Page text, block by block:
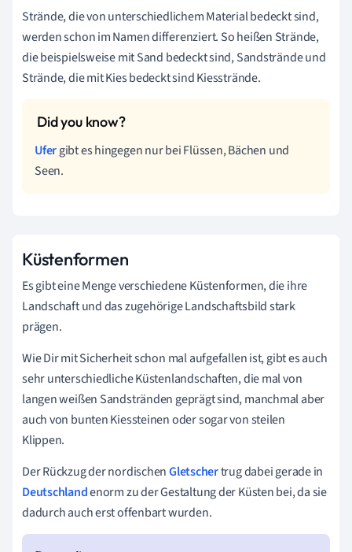
Strände, die von unterschiedlichem Material bedeckt sind,
werden schon im Namen differenziert. So heißen Strände,
die beispielsweise mit Sand bedeckt sind, Sandstrände und
Strände, die mit Kies bedeckt sind Kiesstrände.
Ufergibt es hingegen nur bei Flüssen, Bächen und
Seen.
Küstenformen
Es gibt eine Menge verschiedene Küstenformen, die ihre
Landschaft und das zugehörige Landschaftsbild stark
prägen.
Wie Dir mit Sicherheit schon mal aufgefallen ist, gibt es auch
sehr unterschiedliche Küstenlandschaften, die mal von
langen weißen Sandstränden geprägt sind, manchmal aber
auch von bunten Kiessteinen oder sogar von steilen
Klippen.
Der Rückzug der nordischenGletschertrug dabei gerade in
Deutschlandenorm zu der Gestaltung der Küsten bei, da sie
dadurch auch erst offenbart wurden.